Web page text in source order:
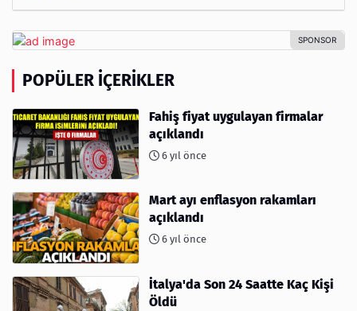
POPÜLER İÇERIKLER
Fahiş fiyat uygulayan firmalar
açıklandı
6 yıl önce
Mart ayı enflasyon rakamları
açıklandı
6 yıl önce
İtalya'da Son 24 Saatte Kaç Kişi
Öldü